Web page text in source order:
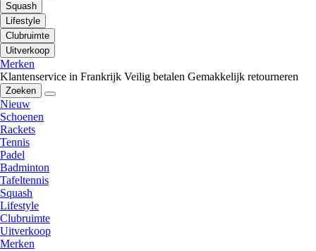
Squash
Lifestyle
Clubruimte
Uitverkoop
Merken
Klantenservice in Frankrijk Veilig betalen Gemakkelijk retourneren
Zoeken
Nieuw
Schoenen
Rackets
Tennis
Padel
Badminton
Tafeltennis
Squash
Lifestyle
Clubruimte
Uitverkoop
Merken